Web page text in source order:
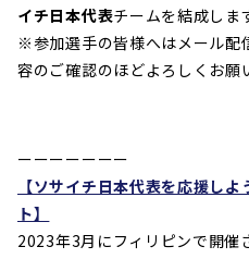
イチ日本代表チームを結成しま
※参加選手の皆様へはメール配
容のご確認のほどよろしくお願
ーーーーーーー
【ソサイチ日本代表を応援し
ト】
2023年3月にフィリピンで開催